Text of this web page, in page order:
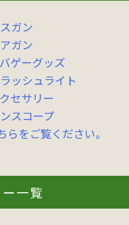
ガン
ガン
ゲーグッズ
ッシュライト
セサリー
スコープ
をご覧ください。
一覧